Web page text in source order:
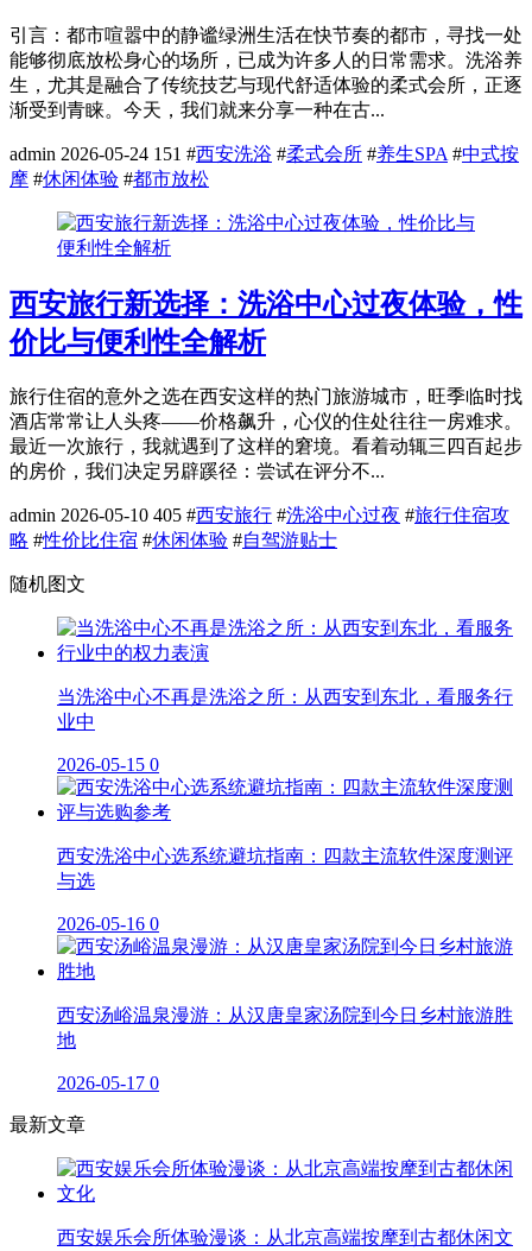
引言：都市喧嚣中的静谧绿洲生活在快节奏的都市，寻找一处
能够彻底放松身心的场所，已成为许多人的日常需求。洗浴养
生，尤其是融合了传统技艺与现代舒适体验的柔式会所，正逐
渐受到青睐。今天，我们就来分享一种在古...
admin 2026-05-24 151 #西安洗浴 #柔式会所 #养生SPA#中式按
摩 #休闲体验 #都市放松
西安旅行新选择：洗浴中心过夜体验，性
价比与便利性全解析
旅行住宿的意外之选在西安这样的热门旅游城市，旺季临时找
酒店常常让人头疼——价格飙升，心仪的住处往往一房难求。
最近一次旅行，我就遇到了这样的窘境。看着动辄三四百起步
的房价，我们决定另辟蹊径：尝试在评分不...
admin 2026-05-10 405 #西安旅行 #洗浴中心过夜 #旅行住宿攻
略 #性价比住宿 #休闲体验 #自驾游贴士
随机图文
当洗浴中心不再是洗浴之所：从西安到东北，看服务行
业中
2026-05-15 0
西安洗浴中心选系统避坑指南：四款主流软件深度测评
与选
2026-05-16 0
西安汤峪温泉漫游：从汉唐皇家汤院到今日乡村旅游胜
地
2026-05-17 0
最新文章
西安娱乐会所体验漫谈：从北京高端按摩到古都休闲文